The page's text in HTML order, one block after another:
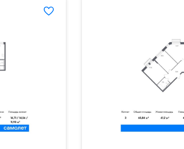
озеленённые парковки.
въезд осуществляется по